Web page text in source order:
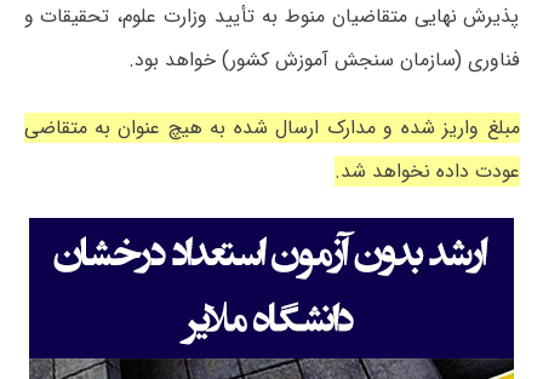
پذیرش نهایی متقاضیان منوط به تأیید وزارت علوم، تحقیقات و
فناوری (سازمان سنجش آموزش کشور) خواهد بود.
مبلغ واریز شده و ﻣﺪارک ارسال شده به هیچ عنوان به متقاضی
ﻋﻮدت داده ﻧﺨﻮاﻫﺪ شد.